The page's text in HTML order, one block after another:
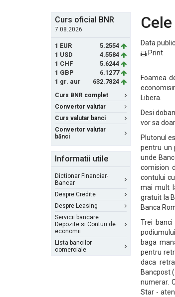
Curs oficial BNR
7.08.2026
1 EUR
5.2554
1 USD
4.5584
1 CHF
5.6244
1 GBP
6.1277
1 gr. aur
632.7824
Curs BNR complet
Convertor valutar
Curs valutar banci
Convertor valutar
bănci
Informatii utile
Dictionar Financiar-
Bancar
Despre Credite
Despre Leasing
Servicii bancare:
Depozite si Conturi de
economii
Lista bancilor
comerciale
Data
Print
Foamea
Libera.
Desi
vor sa
Plutonul
pentru un
unde
comision
contului
mai mult
gratuit la
Banca
Trei
baga
pentru
daca
Bancpost
numerar.
Star -